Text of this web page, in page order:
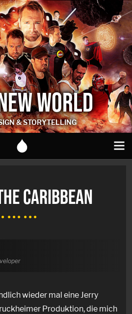
WORLD
& STORYTELLING
CARIBBEAN
● ● ● ● ● ● ●
wieder mal eine Jerry
Produktion, die mich